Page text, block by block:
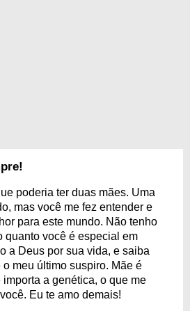
poderia ter duas mães. Uma
mas você me fez entender e
para este mundo. Não tenho
quanto você é especial em
a Deus por sua vida, e saiba
meu último suspiro. Mãe é
a genética, o que me
Eu te amo demais!